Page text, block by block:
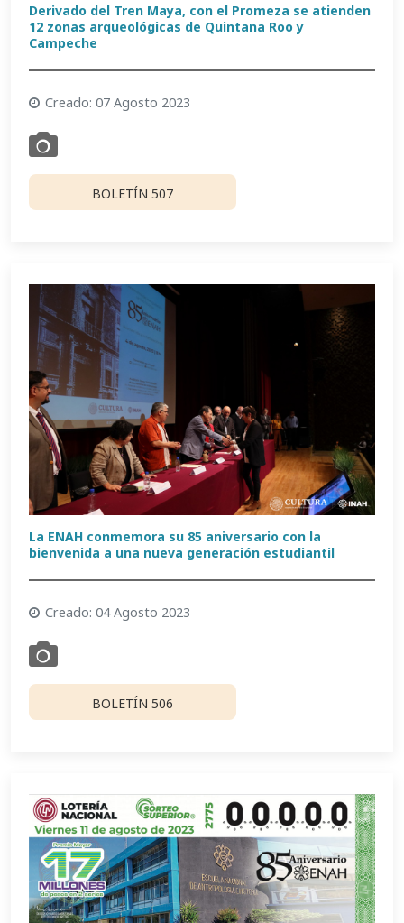
Derivado del Tren Maya, con el Promeza se atienden
12 zonas arqueológicas de Quintana Roo y
Campeche
Creado: 07 Agosto 2023
BOLETÍN 507
La ENAH conmemora su 85 aniversario con la
bienvenida a una nueva generación estudiantil
Creado: 04 Agosto 2023
BOLETÍN 506